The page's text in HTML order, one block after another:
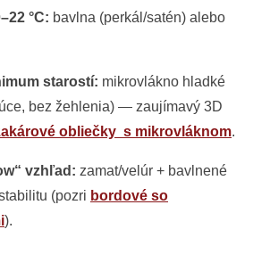
°C: bavlna (perkál/satén) alebo
starostí: mikrovlákno hladké
bez žehlenia) — zaujímavý 3D
obliečky s mikrovláknom.
vzhľad: zamat/velúr + bavlnené
(pozri bordové so
).